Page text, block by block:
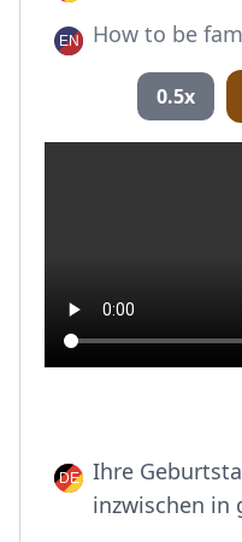
How to be
0.5x
Ihre
inzwischen in